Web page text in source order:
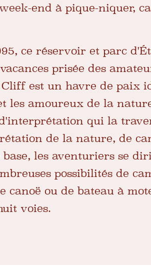
end à pique-niquer,
ce réservoir et parc
prisée des
est un havre de paix
les amoureux de la
qui la
de la nature, de
base, les aventuriers se
possibilités de
canoë ou de bateau à
voies.